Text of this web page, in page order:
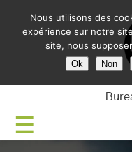
Nous utilisons des
expérience sur notre
site, nous
Ok Non